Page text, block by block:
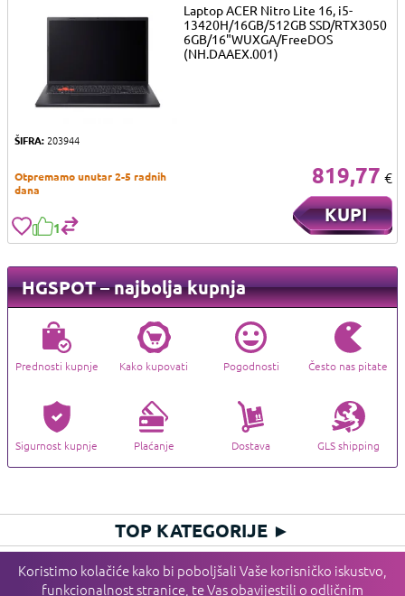
ŠIFRA: 203944
Otpremamo unutar 2-5 radnih
dana
Laptop ACER Nitro Lite 16, i5-
13420H/16GB/512GB SSD/RTX3050
6GB/16"WUXGA/FreeDOS
(NH.DAAEX.001)
819,77 €
KUPI
1
HGSPOT – najbolja kupnja
Prednosti kupnje Kako kupovati Pogodnosti Često nas pitate
Sigurnost kupnje Plaćanje Dostava GLS shipping
Koristimo kolačiće kako bi poboljšali Vaše korisničko iskustvo,
funkcionalnost stranice, te Vas obavijestili o odličnim
TOP KATEGORIJE ►
HIT KATEGORIJE ►